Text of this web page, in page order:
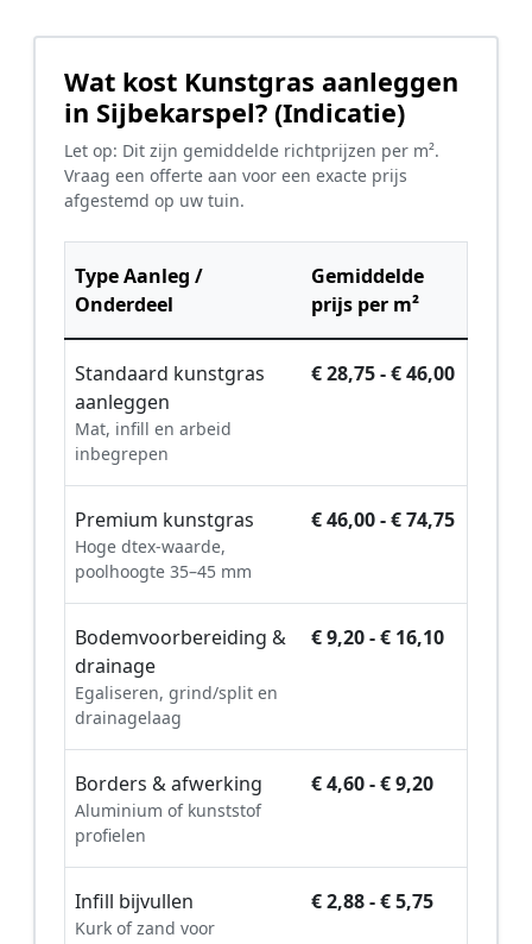
Wat kost Kunstgras aanleggen
in Sijbekarspel? (Indicatie)
Let op: Dit zijn gemiddelde richtprijzen per m².
Vraag een offerte aan voor een exacte prijs
afgestemd op uw tuin.
Type Aanleg /
Onderdeel
Gemiddelde
prijs per m²
Standaard kunstgras
aanleggen
Mat, infill en arbeid
inbegrepen
€ 28,75 - € 46,00
Premium kunstgras
Hoge dtex-waarde,
poolhoogte 35–45 mm
€ 46,00 - € 74,75
Bodemvoorbereiding &
drainage
Egaliseren, grind/split en
drainagelaag
€ 9,20 - € 16,10
Borders & afwerking
Aluminium of kunststof
profielen
€ 4,60 - € 9,20
Infill bijvullen
Kurk of zand voor
€ 2,88 - € 5,75